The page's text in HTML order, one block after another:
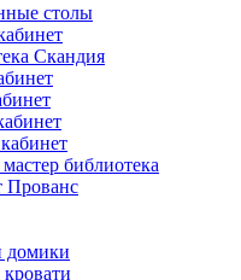
столы
Скандия
библиотека
Прованс
домики